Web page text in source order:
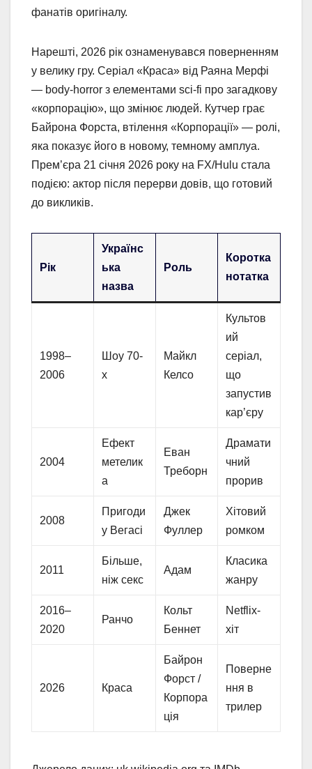
фанатів оригіналу.
Нарешті, 2026 рік ознаменувався поверненням
у велику гру. Серіал «Краса» від Раяна Мерфі
— body-horror з елементами sci-fi про загадкову
«корпорацію», що змінює людей. Кутчер грає
Байрона Форста, втілення «Корпорації» — ролі,
яка показує його в новому, темному амплуа.
Прем’єра 21 січня 2026 року на FX/Hulu стала
подією: актор після перерви довів, що готовий
до викликів.
Рік
Українс
ька
назва
Роль
Коротка
нотатка
1998–
2006
Шоу 70-
х
Майкл
Келсо
Культов
ий
серіал,
що
запустив
кар’єру
2004
Ефект
метелик
а
Еван
Треборн
Драмати
чний
прорив
2008
Пригоди
у Вегасі
Джек
Фуллер
Хітовий
ромком
2011
Більше,
ніж секс
Адам
Класика
жанру
2016–
2020
Ранчо
Кольт
Беннет
Netflix-
хіт
2026 Краса
Байрон
Форст /
Корпора
ція
Поверне
ння в
трилер